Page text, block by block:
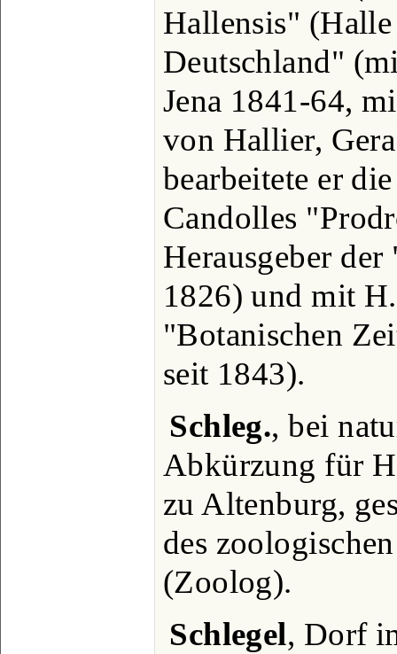
Hallensis"
Deutschland"
Jena 1841-64,
von Hallier,
bearbeitete er
Candolles
Herausgeber
1826) und mit
"Botanischen
seit 1843).
Schleg., bei
Abkürzung für
zu Altenburg,
des
(Zoolog).
Schlegel, Dorf